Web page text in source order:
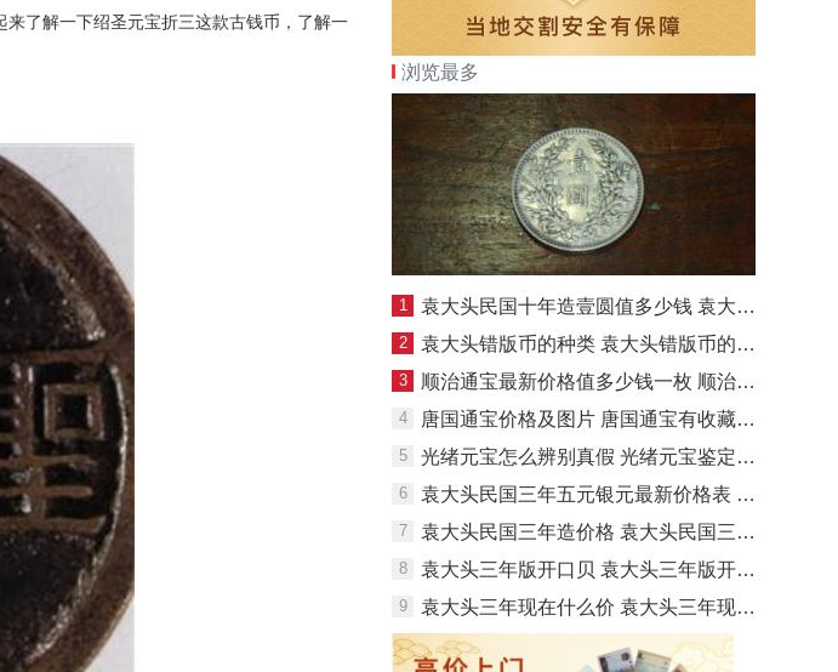
了解一下绍圣元宝折三这款古钱币，了解一
浏览最多
1 袁大头民国十年造壹圆值多少钱 袁大头民国十年造壹圆价值
2 袁大头错版币的种类 袁大头错版币的种类图片
3 顺治通宝最新价格值多少钱一枚 顺治通宝价格表2020
4 唐国通宝价格及图片 唐国通宝有收藏价值吗
5 光绪元宝怎么辨别真假 光绪元宝鉴定方法
6 袁大头民国三年五元银元最新价格表 袁大头民国三年五元值多少钱
7 袁大头民国三年造价格 袁大头民国三年值多少钱
8 袁大头三年版开口贝 袁大头三年版开口贝价格
9 袁大头三年现在什么价 袁大头三年现在值多少钱